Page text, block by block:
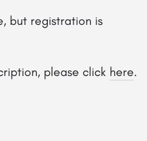
but registration is
please click here.